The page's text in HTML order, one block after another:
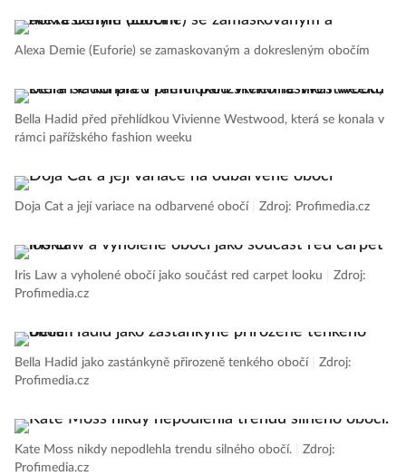
Alexa Demie (Euforie) se zamaskovaným a dokresleným obočím
Bella Hadid před přehlídkou Vivienne Westwood, která se konala v
rámci pařížského fashion weeku
Doja Cat a její variace na odbarvené obočí Zdroj: Profimedia.cz
Iris Law a vyholené obočí jako součást red carpet looku
Zdroj:
Profimedia.cz
Bella Hadid jako zastánkyně přirozeně tenkého obočí
Zdroj:
Profimedia.cz
Kate Moss nikdy nepodlehla trendu silného obočí.
Zdroj:
Profimedia.cz